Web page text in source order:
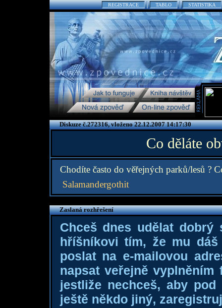
REGISTRACE TABLO STATISTIKA
Diskuze č.272316, vloženo 22.12.2007 14:17:30
Co děláte
Chodíte často do věřejných parků/lesů ?
Salamandergothit
Zaslaná rozhřešení
Chceš dnes udělat dobrý
hříšníkovi tím, že mu
poslat na e-mailovou
napsat veřejně
jestliže nechceš, aby
ještě někdo jiný,